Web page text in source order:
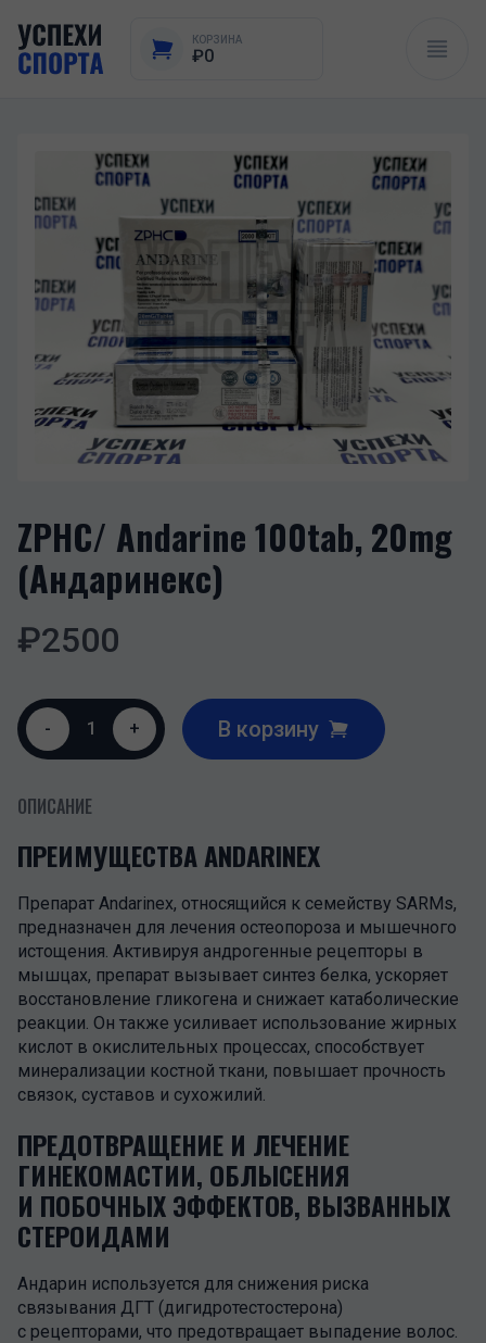
КОРЗИНА
₽0
ZPHC/ Andarine 100tab, 20mg
(Андаринекс)
₽2500
- 1 + В корзину
ОПИСАНИЕ
ПРЕИМУЩЕСТВА ANDARINEX
Препарат Andarinex, относящийся к семейству SARMs,
предназначен для лечения остеопороза и мышечного
истощения. Активируя андрогенные рецепторы в
мышцах, препарат вызывает синтез белка, ускоряет
восстановление гликогена и снижает катаболические
реакции. Он также усиливает использование жирных
кислот в окислительных процессах, способствует
минерализации костной ткани, повышает прочность
связок, суставов и сухожилий.
ПРЕДОТВРАЩЕНИЕ И ЛЕЧЕНИЕ
ГИНЕКОМАСТИИ, ОБЛЫСЕНИЯ
И ПОБОЧНЫХ ЭФФЕКТОВ, ВЫЗВАННЫХ
СТЕРОИДАМИ
Андарин используется для снижения риска
связывания ДГТ (дигидротестостерона)
с рецепторами, что предотвращает выпадение волос.